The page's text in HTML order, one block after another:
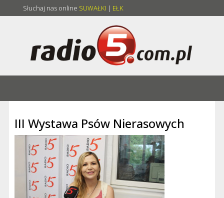
Słuchaj nas online SUWAŁKI | EŁK
III Wystawa Psów Nierasowych